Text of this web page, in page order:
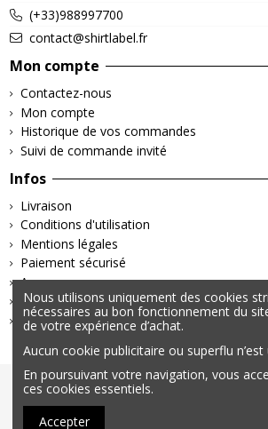
(+33)988997700
contact@shirtlabel.fr
Mon compte
Contactez-nous
Mon compte
Historique de vos commandes
Suivi de commande invité
Infos
Livraison
Conditions d'utilisation
Mentions légales
Paiement sécurisé
A propos
Retours & Remboursements
Politique de confidentialité
© 2025 – Tous droits réservés |
Nous utilisons uniquement des cookies
nécessaires au bon fonctionnement du
de votre expérience d’achat.
Aucun cookie publicitaire ou superflu n’est
En poursuivant votre navigation, vous
ces cookies essentiels.
Accepter